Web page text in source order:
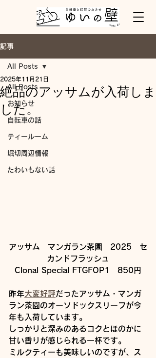
記事
All Posts
お知らせ
自転車の話
ティールーム
堀切周辺情報
たわいもない話
All Posts
絶品のアッサムが入荷しま
した。
2025年11月21日
アッサム　マンガラン茶園　2025　セ
カンドフラッシュ
Clonal Special FTGFOP1　850円
昨年大変好評だったアッサム・マンガ
ラン茶園のオーソドックスリーフが今
年も入荷しています。
しっかりと深みのあるコクとほのかに
甘い香りが感じられる一杯です。
ミルクティーも美味しいのですが、ス